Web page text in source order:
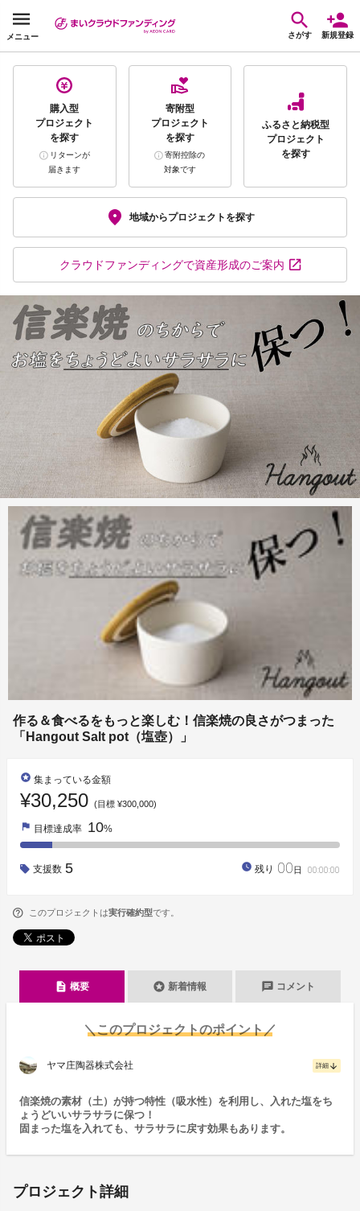
メニュー さがす 新規登録
購入型
プロジェクト
を探す
リターンが
届きます
寄附型
プロジェクト
を探す
寄附控除の
対象です
ふるさと納税型
プロジェクト
を探す
地域からプロジェクトを探す
クラウドファンディングで資産形成のご案内
作る＆食べるをもっと楽しむ！信楽焼の良さがつまった
「Hangout Salt pot（塩壺）」
stars 集まっている金額
¥30,250 (目標 ¥300,000)
flag 目標達成率 10%
支援数 5 watch_later 残り 00日 00:00:00
このプロジェクトは実行確約型です。
description 概要 stars 新着情報 chat コメント
＼このプロジェクトのポイント／
ヤマ庄陶器株式会社 詳細 arrow_downward
信楽焼の素材（土）が持つ特性（吸水性）を利用し、入れた塩をち
ょうどいいサラサラに保つ！
固まった塩を入れても、サラサラに戻す効果もあります。
プロジェクト詳細